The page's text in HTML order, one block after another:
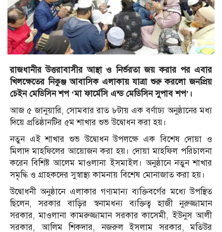
রাজধানীর উত্তরাবাসীর আস্থা ও নির্ভরতা জয় করার পর এবার
খিলক্ষেতের নিকুঞ্জ আবাসিক এলাকায় যাত্রা শুরু করলো জনপ্রিয়
চেইন মেডিসিন শপ ‘মা ফার্মেসি এন্ড মেডিসিন সুপাব শপ’।
আজ ৫ জানুয়ারি, সোমবার রাত ৮টায় এক বর্ণাঢ্য অনুষ্ঠানের মধ্য
দিয়ে প্রতিষ্ঠানটির ৫ম শাখার শুভ উদ্বোধন করা হয়।
নতুন এই শাখার শুভ উদ্বোধন উপলক্ষে এক বিশেষ দোয়া ও
মিলাদ মাহফিলের আয়োজন করা হয়। দোয়া মাহফিল পরিচালনা
করেন বিশিষ্ট আলেম মাওলানা ইসমাইল। অনুষ্ঠানে নতুন শাখার
সমৃদ্ধি ও গ্রাহকদের সুস্বাস্থ্য কামনায় বিশেষ মোনাজাত করা হয়।
উদ্বোধনী অনুষ্ঠানে এলাকার গণ্যমান্য ব্যক্তিবর্গের মধ্যে উপস্থিত
ছিলেন, সরকার বাড়ির স্বনামধন্য ব্যক্তিত্ব হাজী নুরুজ্জামান
সরকার, মাওলানা কামরুজ্জামান সরকার কাসেমী, ইউনুস আলী
সরকার, আলিম শিকদার, নজরুল ইসলাম সরকার, মতিউর